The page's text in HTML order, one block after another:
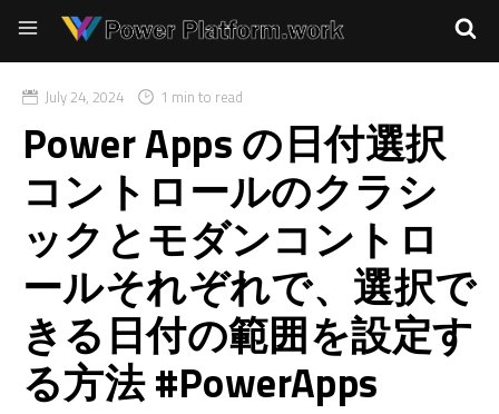
July 24, 2024 1 min to read
Power Apps の日付選択
コントロールのクラシ
ックとモダンコントロ
ールそれぞれで、選択で
きる日付の範囲を設定す
る方法 #PowerApps